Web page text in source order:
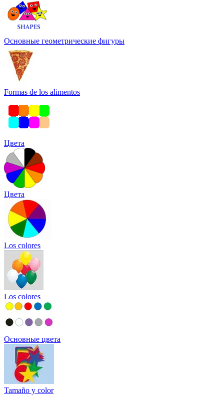
Основные геометрические фигуры
Formas de los alimentos
Цвета
Цвета
Los colores
Los colores
Основные цвета
Tamaño y color